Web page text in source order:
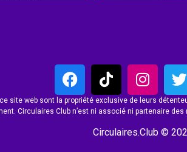
site web sont la propriété exclusive de leurs
Circulaires Club n’est ni associé ni partenaire
Circulaires.Club ©